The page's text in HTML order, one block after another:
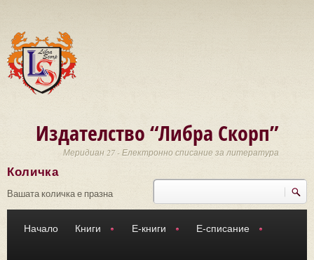
Издателство “Либра Скорп”
Меридиан 27 - Електронно списание за литература
Търси
Количка
Вашата количка е празна
Начало Книги Е-книги Е-списание